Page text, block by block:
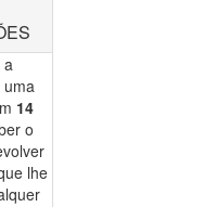
a
uma
14
o
lhe